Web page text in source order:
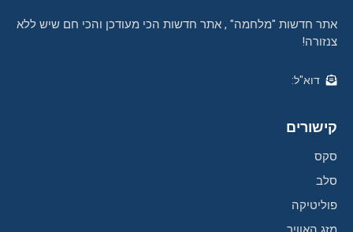
אתר חדשות "מלחמה" , אתר חדשות הכי מעודכן והכי חם שיש ללא
צנזורה!
דוא"ל:
קישורים
סקס
סלב
פוליטיקה